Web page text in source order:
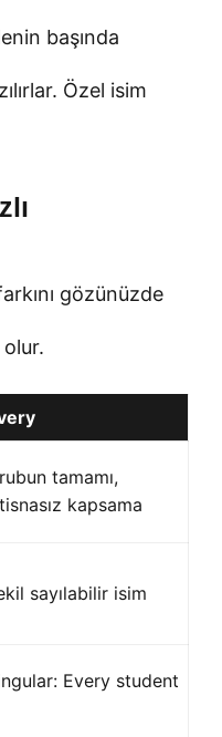
başında
Özel isim
gözünüzde
olur.
tamamı,
kapsama
sayılabilir isim
Every student